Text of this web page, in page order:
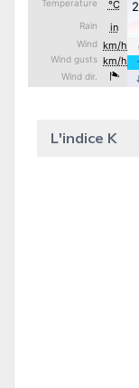
L'indice K